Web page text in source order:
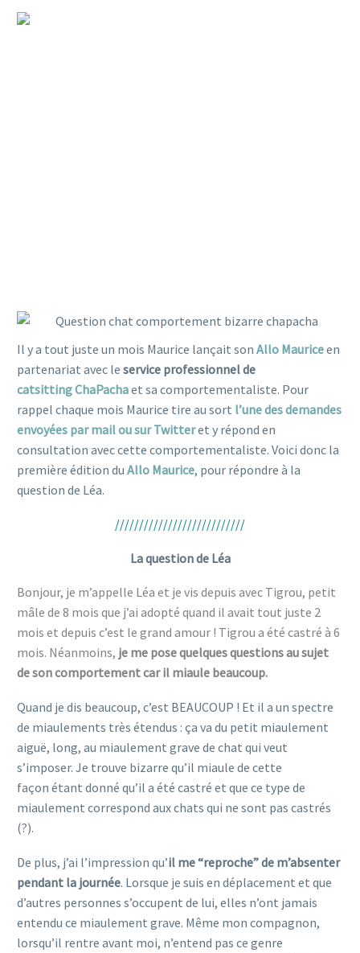
Il y a tout juste un mois Maurice lançait son Allo Mauriceen
partenariat avec le service professionnel de
catsittingChaPachaet sa comportementaliste. Pour
rappel chaque mois Maurice tire au sort l’une des demandes
envoyées par mail ou sur Twitteret y répond en
consultation avec cette comportementaliste. Voici donc la
première édition du Allo Maurice, pour répondre à la
question de Léa.
///////////////////////////
La question de Léa
Bonjour, je m’appelle Léa et je vis depuis avec Tigrou, petit
mâle de 8 mois que j’ai adopté quand il avait tout juste 2
mois et depuis c’est le grand amour ! Tigrou a été castré à 6
mois. Néanmoins, je me pose quelques questions au sujet
de son comportement car il miaule beaucoup.
Quand je dis beaucoup, c’est BEAUCOUP ! Et il a un spectre
de miaulements très étendus : ça va du petit miaulement
aiguë, long, au miaulement grave de chat qui veut
s’imposer. Je trouve bizarre qu’il miaule de cette
façon étant donné qu’il a été castré et que ce type de
miaulement correspond aux chats qui ne sont pas castrés
(?).
De plus, j’ai l’impression qu’il me “reproche” de m’absenter
pendant la journée. Lorsque je suis en déplacement et que
d’autres personnes s’occupent de lui, elles n’ont jamais
entendu ce miaulement grave. Même mon compagnon,
lorsqu’il rentre avant moi, n’entend pas ce genre